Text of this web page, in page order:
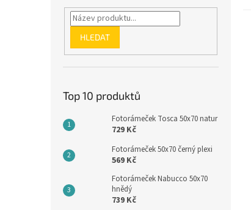
HLEDAT
Top 10 produktů
Fotorámeček Tosca 50x70 natur
729 Kč
Fotorámeček 50x70 černý plexi
569 Kč
Fotorámeček Nabucco 50x70
hnědý
739 Kč